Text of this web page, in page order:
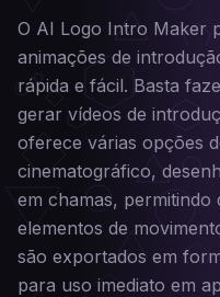
O AI Logo Intro Maker
animações de
rápida e fácil. Basta
gerar vídeos de
oferece várias opções
cinematográfico,
em chamas,
elementos de
são exportados em
para uso imediato em